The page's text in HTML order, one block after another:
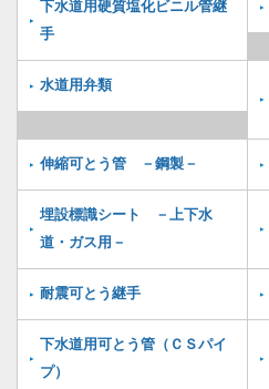
下水道用硬質塩化ビニル管継
手
水道用弁類
伸縮可とう管 －鋼製－
埋設標識シート －上下水
道・ガス用－
耐震可とう継手
下水道用可とう管（ＣＳパイ
プ）